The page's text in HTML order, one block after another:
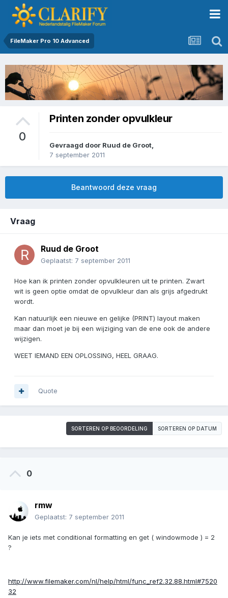
FileMaker Pro 10 Advanced
0
Printen zonder opvulkleur
Gevraagd door Ruud de Groot
7 september 2011
Beantwoord deze vraag
Vraag
Ruud de Groot
Geplaatst: 7 september 2011
Hoe kan ik printen zonder opvulkleuren uit te printen. Zwart
wit is geen optie omdat de opvulkleur dan als grijs afgedrukt
wordt.
Kan natuurlijk een nieuwe en gelijke (PRINT) layout maken
maar dan moet je bij een wijziging van de ene ook de andere
wijzigen.
WEET IEMAND EEN OPLOSSING, HEEL GRAAG.
Quote
SORTEREN OP BEOORDELING SORTEREN OP DATUM
0
rmw
Geplaatst: 7 september 2011
Kan je iets met conditional formatting en get ( windowmode ) = 2
?
http://www.filemaker.com/nl/help/html/func_ref2.32.88.html#7520
32